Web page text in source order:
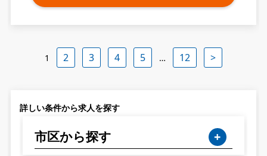
1 2 3 4 5 … 12 >
詳しい条件から求人を探す
市区から探す